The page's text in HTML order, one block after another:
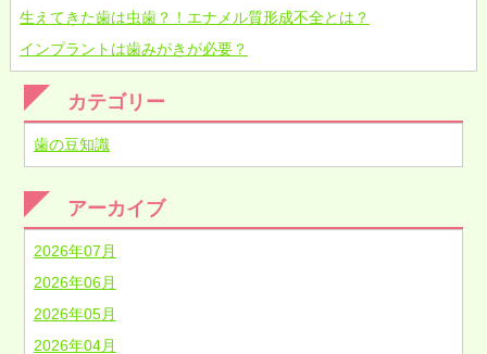
生えてきた歯は虫歯？！エナメル質形成不全とは？
インプラントは歯みがきが必要？
カテゴリー
歯の豆知識
アーカイブ
2026年07月
2026年06月
2026年05月
2026年04月